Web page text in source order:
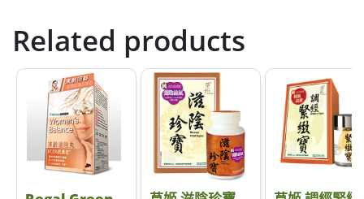
Related products